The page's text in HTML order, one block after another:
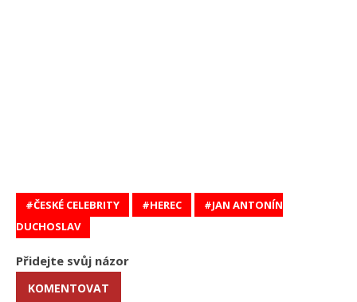
ČESKÉ CELEBRITY HEREC
JAN ANTONÍN
DUCHOSLAV
Přidejte svůj názor
KOMENTOVAT